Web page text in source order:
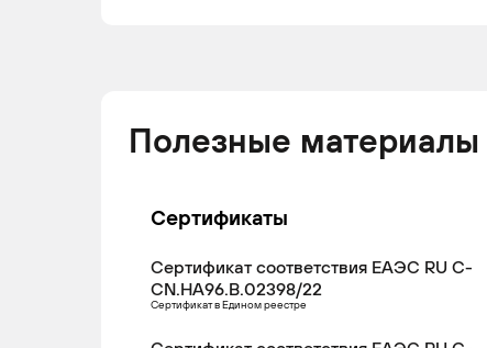
Полезные материалы
Сертификаты
Сертификат соответствия ЕАЭС RU С-
CN.НА96.В.02398/22
Сертификат в Едином реестре